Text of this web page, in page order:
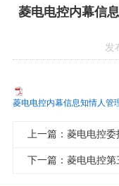
菱电电控内幕信
发
菱电电控内幕信息知情人管
上一篇：菱电电控
下一篇：菱电电控